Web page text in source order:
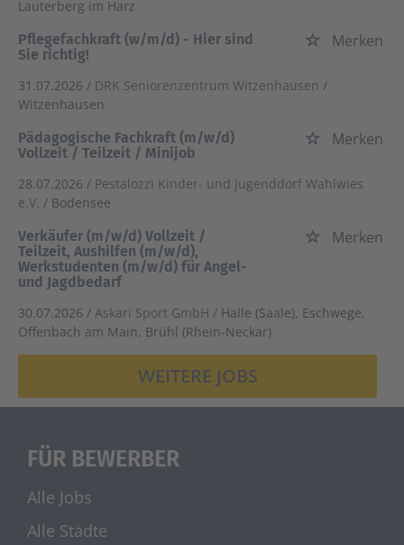
Lauterberg im Harz
Pflegefachkraft (w/m/d) - Hier sind
Sie richtig!
Merken
31.07.2026 / DRK Seniorenzentrum Witzenhausen /
Witzenhausen
Pädagogische Fachkraft (m/w/d)
Vollzeit / Teilzeit / Minijob
Merken
28.07.2026 / Pestalozzi Kinder- und Jugenddorf Wahlwies
e.V. / Bodensee
Verkäufer (m/w/d) Vollzeit /
Teilzeit, Aushilfen (m/w/d),
Werkstudenten (m/w/d) für Angel-
und Jagdbedarf
Merken
30.07.2026 / Askari Sport GmbH / Halle (Saale), Eschwege,
Offenbach am Main, Brühl (Rhein-Neckar)
WEITERE JOBS
FÜR BEWERBER
Alle Jobs
Alle Städte